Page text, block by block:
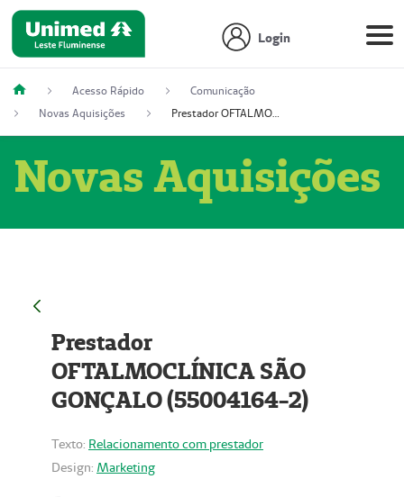
Login
Acesso Rápido
Comunicação
Novas Aquisições
Prestador OFTALMOCLÍNICA SÃO GONÇALO (55004164-2)
Novas Aquisições
Prestador
OFTALMOCLÍNICA SÃO
GONÇALO (55004164-2)
Texto: Relacionamento com prestador
Design: Marketing